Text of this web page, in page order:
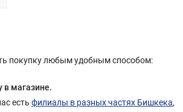
покупку любым удобным способом:
в магазине.
есть филиалы в разных частях Бишкека,